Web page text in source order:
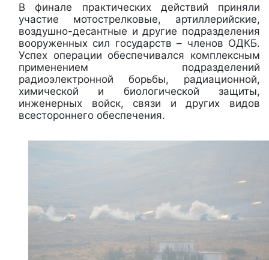
В финале практических действий приняли
участие мотострелковые, артиллерийские,
воздушно-десантные и другие подразделения
вооруженных сил государств – членов ОДКБ.
Успех операции обеспечивался комплексным
применением подразделений
радиоэлектронной борьбы, радиационной,
химической и биологической защиты,
инженерных войск, связи и других видов
всестороннего обеспечения.